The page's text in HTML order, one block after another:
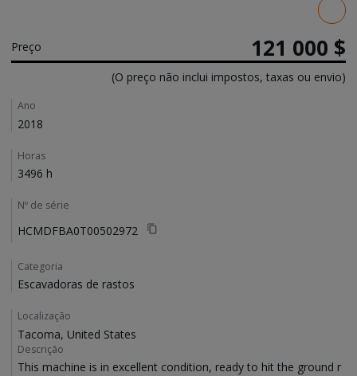
Preço 121 000 $
(O preço não inclui impostos, taxas ou envio)
Details
Ano
2018
Horas
3496 h
Nº de série
HCMDFBA0T00502972
Categoria
Escavadoras de rastos
Localização
Tacoma, United States
Descrição
This machine is in excellent condition, ready to hit the ground r